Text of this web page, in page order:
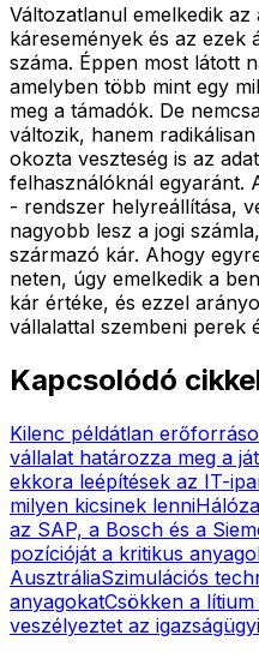
Változatlanul emelkedik
káresemények és az ezek
száma. Éppen most látott
amelyben több mint egy
meg a támadók. De
változik, hanem
okozta veszteség is az
felhasználóknál egyaránt.
- rendszer helyreállítása,
nagyobb lesz a jogi
származó kár. Ahogy
neten, úgy emelkedik a
kár értéke, és ezzel
vállalattal szembeni perek
Kapcsolódó
Kilenc példátlan
vállalat határozza meg a
ekkora leépítések az IT-
milyen kicsinek lenni
az SAP, a Bosch és a
pozícióját a kritikus
AusztráliaSzimulációs
anyagokatCsökken a
veszélyeztet az